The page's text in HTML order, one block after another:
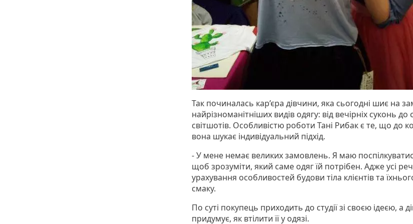
Так починалась кар’єра дівчини, яка сьогодні шиє на
найрізноманітніших видів одягу: від вечірніх суконь
світшотів. Особливістю роботи Тані Рибак є те, що до
вона шукає індивідуальний підхід.
- У мене немає великих замовлень. Я маю
щоб зрозуміти, який саме одяг їй потрібен. Адже усі
урахування особливостей будови тіла клієнтів та
смаку.
По суті покупець приходить до студії зі своєю ідеєю, а
придумує, як втілити її у одязі.